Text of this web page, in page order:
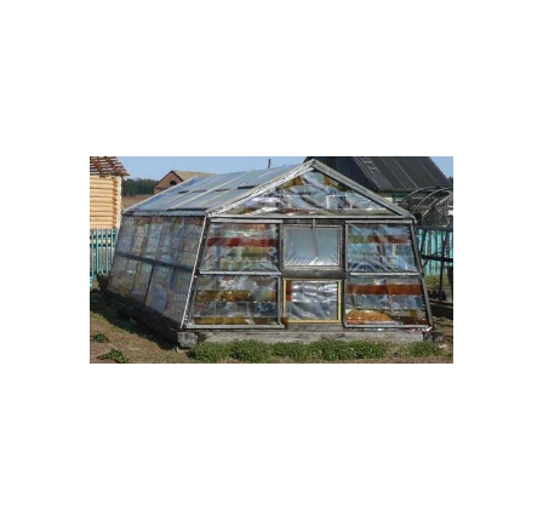
Бутылки в дизайне
Коровка из
пластиковых бутылок
Одуванчик из
пластиковых бутылок
Изделия из
пластиковых бутылок